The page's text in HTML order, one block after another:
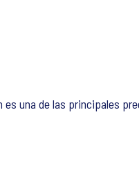
una de las principales